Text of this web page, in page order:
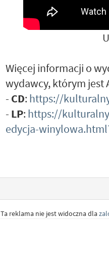
Więcej informacji o
wydawcy, którym jest
- CD: https://
- LP: https://
edycja-
Ta reklama nie jest widoczna dla